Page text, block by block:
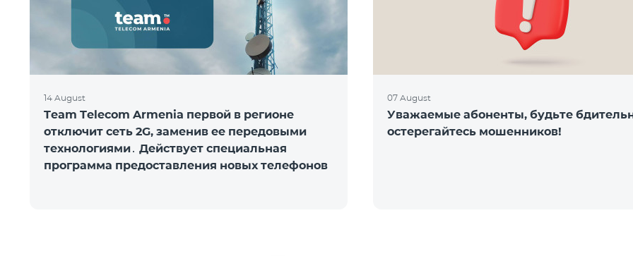
14 August
Team Telecom Armenia первой в регионе
отключит сеть 2G, заменив ее передовыми
технологиями․ Действует специальная
программа предоставления новых телефонов
07 August
Уважаемые абоненты, будьте
остерегайтесь мошенников!